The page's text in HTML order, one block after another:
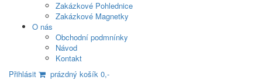
Zakázkové Pohlednice
Zakázkové Magnetky
O nás
Obchodní podmnínky
Návod
Kontakt
Přihlásit
prázdný košík 0,-